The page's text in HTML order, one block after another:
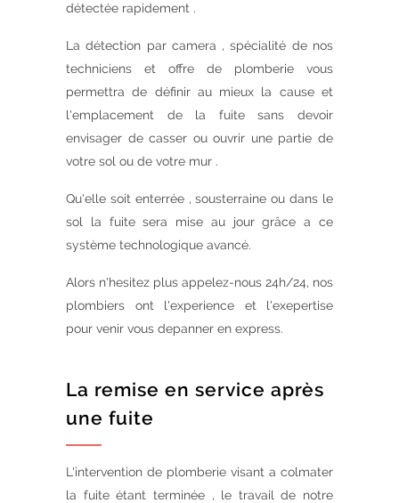
détectée rapidement .
La détection par camera , spécialité de nos
techniciens et offre de plomberie vous
permettra de définir au mieux la cause et
l'emplacement de la fuite sans devoir
envisager de casser ou ouvrir une partie de
votre sol ou de votre mur .
Qu'elle soit enterrée , sousterraine ou dans le
sol la fuite sera mise au jour grâce a ce
système technologique avancé.
Alors n'hesitez plus appelez-nous 24h/24, nos
plombiers ont l'experience et l'exepertise
pour venir vous depanner en express.
La remise en service après
une fuite
L'intervention de plomberie visant a colmater
la fuite étant terminée , le travail de notre